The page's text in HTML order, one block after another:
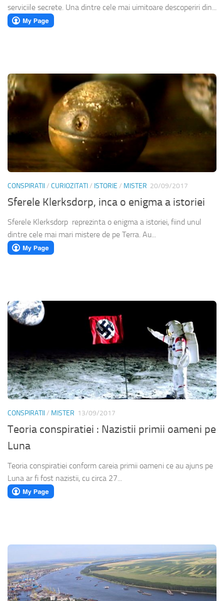
serviciile secrete. Una dintre cele mai uimitoare descoperiri din...
CONSPIRATII/ CURIOZITATI/ ISTORIE / MISTER 20/09/2017
Sferele Klerksdorp, inca o enigma a istoriei
Sferele Klerksdorp reprezinta o enigma a istoriei, fiind unul
dintre cele mai mari mistere de pe Terra. Au...
CONSPIRATII/ MISTER 13/09/2017
Teoria conspiratiei : Nazistii primii oameni pe
Luna
Teoria conspiratiei conform careia primii oameni ce au ajuns pe
Luna ar fi fost nazistii, cu circa 27...